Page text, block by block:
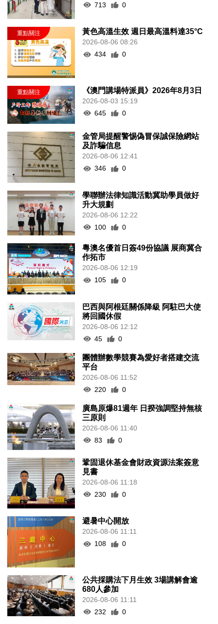
713
0
黃色高溫生效 週日最高溫料達35°C
2026-08-06 08:26
434
0
《澳門講場特派員》2026年8月3日
2026-08-03 15:19
645
0
金管局提醒警惕偽冒保誠保險網站
及詐騙信息
2026-08-06 12:41
346
0
學聯辦法律知識活動冀助學員做好
升大規劃
2026-08-06 12:22
100
0
粵澳名優首日簽49份協議 展商冀合
作拓市
2026-08-06 12:19
105
0
巴西與阿根廷關係降級 阿駐巴大使
將回國休假
2026-08-06 12:12
45
0
團體辦數學競賽為愛好者搭建交流
平台
2026-08-06 11:52
220
0
廣島原爆81週年 日揆強調堅持無核
三原則
2026-08-06 11:40
83
0
鞏固退休基金會財政資源法案簽意
見書
2026-08-06 11:18
230
0
避暑中心開放
2026-08-06 11:11
108
0
公共採購法下月生效 3場講解會逾
680人參加
2026-08-06 11:11
232
0